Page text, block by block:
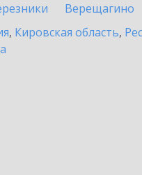
Верещагино
, Кировская область,